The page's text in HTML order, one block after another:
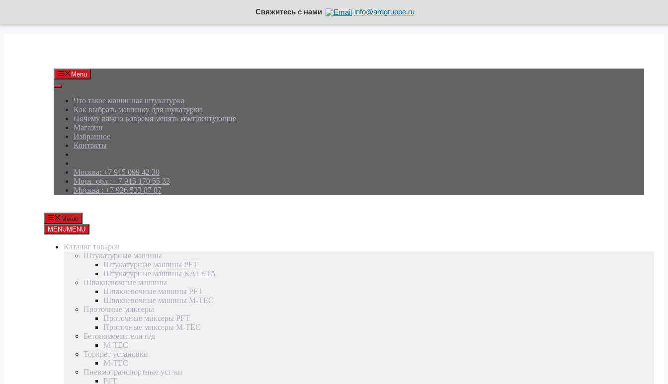
Свяжитесь с нами info@ardgruppe.ru
Menu
Что такое машинная штукатурка
Как выбрать машинку для шукатурки
Почему важно вовремя менять комплектующие
Магазин
Избранное
Контакты
Москва: +7 915 099 42 30
Моск. обл.: +7 915 170 55 33
Москва : +7 926 533 87 87
Меню
MENUMENU
Каталог товаров
Штукатурные машины
Штукатурные машины PFT
Штукатурные машины KALETA
Шпаклевочные машины
Шпаклевочные машины PFT
Шпаклевочные машины M-TEC
Проточные миксеры
Проточные миксеры PFT
Проточные миксеры M-TEC
Бетоносмесители п/д
M-TEC
Торкрет установки
M-TEC
Пневмотранспортные уст-ки
PFT